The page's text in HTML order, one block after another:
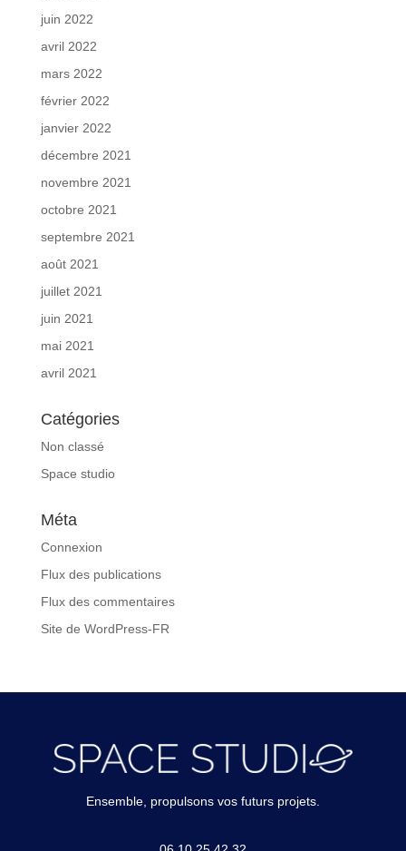
juin 2022
avril 2022
mars 2022
février 2022
janvier 2022
décembre 2021
novembre 2021
octobre 2021
septembre 2021
août 2021
juillet 2021
juin 2021
mai 2021
avril 2021
Catégories
Non classé
Space studio
Méta
Connexion
Flux des publications
Flux des commentaires
Site de WordPress-FR
Ensemble, propulsons vos futurs projets.